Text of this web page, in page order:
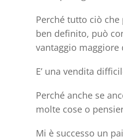
Perché tutto ciò
ben definito, può
vantaggio maggiore
E’ una vendita
Perché anche se
molte cose o
Mi è successo un